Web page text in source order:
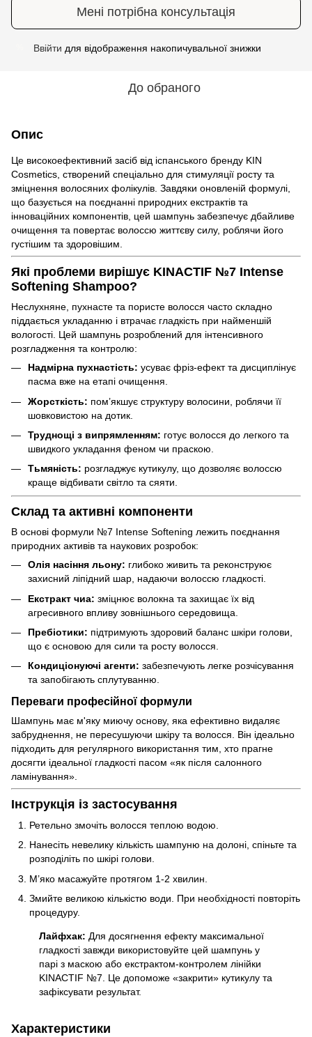
Мені потрібна консультація
Ввійти для відображення накопичувальної знижки
До обраного
Опис
Це високоефективний засіб від іспанського бренду KIN
Cosmetics, створений спеціально для стимуляції росту та
зміцнення волосяних фолікулів. Завдяки оновленій формулі,
що базується на поєднанні природних екстрактів та
інноваційних компонентів, цей шампунь забезпечує дбайливе
очищення та повертає волоссю життєву силу, роблячи його
густішим та здоровішим.
Які проблеми вирішує KINACTIF №7 Intense
Softening Shampoo?
Неслухняне, пухнасте та пористе волосся часто складно
піддається укладанню і втрачає гладкість при найменшій
вологості. Цей шампунь розроблений для інтенсивного
розгладження та контролю:
Надмірна пухнастість: усуває фріз-ефект та дисциплінує
пасма вже на етапі очищення.
Жорсткість: пом’якшує структуру волосини, роблячи її
шовковистою на дотик.
Труднощі з випрямленням: готує волосся до легкого та
швидкого укладання феном чи праскою.
Тьмяність: розгладжує кутикулу, що дозволяє волоссю
краще відбивати світло та сяяти.
Склад та активні компоненти
В основі формули №7 Intense Softening лежить поєднання
природних активів та наукових розробок:
Олія насіння льону: глибоко живить та реконструює
захисний ліпідний шар, надаючи волоссю гладкості.
Екстракт чиа: зміцнює волокна та захищає їх від
агресивного впливу зовнішнього середовища.
Пребіотики: підтримують здоровий баланс шкіри голови,
що є основою для сили та росту волосся.
Кондиціонуючі агенти: забезпечують легке розчісування
та запобігають сплутуванню.
Переваги професійної формули
Шампунь має м'яку миючу основу, яка ефективно видаляє
забруднення, не пересушуючи шкіру та волосся. Він ідеально
підходить для регулярного використання тим, хто прагне
досягти ідеальної гладкості пасом «як після салонного
ламінування».
Інструкція із застосування
Ретельно змочіть волосся теплою водою.
Нанесіть невелику кількість шампуню на долоні, спіньте та
розподіліть по шкірі голови.
М’яко масажуйте протягом 1-2 хвилин.
Змийте великою кількістю води. При необхідності повторіть
процедуру.
Лайфхак: Для досягнення ефекту максимальної
гладкості завжди використовуйте цей шампунь у
парі з маскою або екстрактом-контролем лінійки
KINACTIF №7. Це допоможе «закрити» кутикулу та
зафіксувати результат.
Характеристики